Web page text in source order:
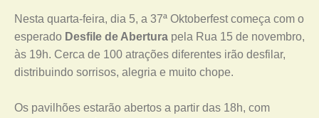
Nesta quarta-feira, dia 5, a 37ª Oktoberfest começa com o
esperado Desfile de Abertura pela Rua 15 de novembro,
às 19h. Cerca de 100 atrações diferentes irão desfilar,
distribuindo sorrisos, alegria e muito chope.
Os pavilhões estarão abertos a partir das 18h, com